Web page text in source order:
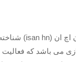
می باشد که فعالیت